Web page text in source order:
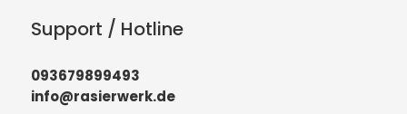
Support / Hotline
093679899493
info@rasierwerk.de